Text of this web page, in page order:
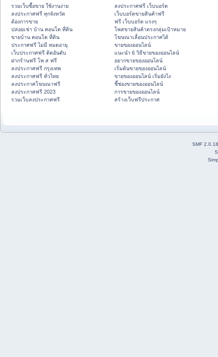
รวมเว็บซื้อขาย ใช้งานง่าย
ลงประกาศฟรี ทุกจังหวัด
ต้องการขาย
ปล่อยเช่า บ้าน คอนโด ที่ดิน
ขายบ้าน คอนโด ที่ดิน
ประกาศฟรี ไม่มี หมดอายุ
เว็บประกาศฟรี ติดอันดับ
ฝากร้านฟรี โพ ส ฟรี
ลงประกาศฟรี กรุงเทพ
ลงประกาศฟรี ทั่วไทย
ลงประกาศโฆษณาฟรี
ลงประกาศฟรี 2023
รวมเว็บลงประกาศฟรี
ลงประกาศฟรี เว็บบอร์ด
เว็บบอร์ดขายสินค้าฟรี
ฟรี เว็บบอร์ด แรงๆ
โพสขายสินค้าตรงกลุ่มเป้าหมาย
โฆษณาเลื่อนประกาศได้
ขายของออนไลน์
แนะนำ 6 วิธีขายของออนไลน์
อยากขายของออนไลน์
เริ่มต้นขายของออนไลน์
ขายของออนไลน์ เริ่มยังไง
ชี้ช่องขายของออนไลน์
การขายของออนไลน์
สร้างเว็บฟรีประกาศ
SMF 2.0.18